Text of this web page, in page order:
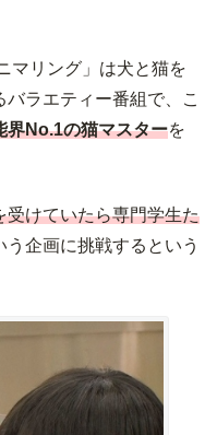
マリング」は犬と猫を
ラエティー番組で、こ
界No.1の猫マスターを
受けていたら専門学生た
う企画に挑戦するという